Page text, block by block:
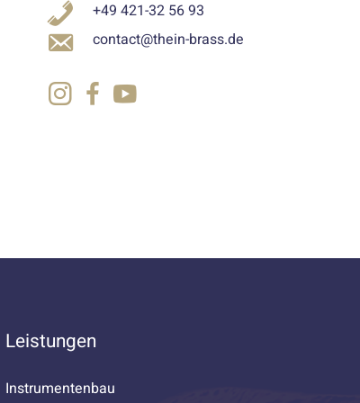
+49 421-32 56 93
contact@thein-brass.de
Leistungen
Instrumentenbau